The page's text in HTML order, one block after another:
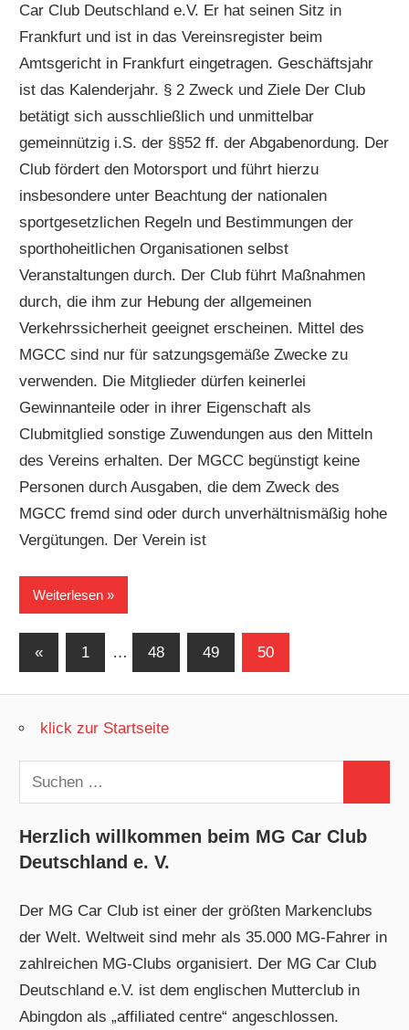
Car Club Deutschland e.V. Er hat seinen Sitz in
Frankfurt und ist in das Vereinsregister beim
Amtsgericht in Frankfurt eingetragen. Geschäftsjahr
ist das Kalenderjahr. § 2 Zweck und Ziele Der Club
betätigt sich ausschließlich und unmittelbar
gemeinnützig i.S. der §§52 ff. der Abgabenordung. Der
Club fördert den Motorsport und führt hierzu
insbesondere unter Beachtung der nationalen
sportgesetzlichen Regeln und Bestimmungen der
sporthoheitlichen Organisationen selbst
Veranstaltungen durch. Der Club führt Maßnahmen
durch, die ihm zur Hebung der allgemeinen
Verkehrssicherheit geeignet erscheinen. Mittel des
MGCC sind nur für satzungsgemäße Zwecke zu
verwenden. Die Mitglieder dürfen keinerlei
Gewinnanteile oder in ihrer Eigenschaft als
Clubmitglied sonstige Zuwendungen aus den Mitteln
des Vereins erhalten. Der MGCC begünstigt keine
Personen durch Ausgaben, die dem Zweck des
MGCC fremd sind oder durch unverhältnismäßig hohe
Vergütungen. Der Verein ist
Weiterlesen
Seitennummerierung
Beiträge
«Vorherige
1 … 48 49 50
klick zur Startseite
Suchen
nach:
Herzlich willkommen beim MG Car Club
Deutschland e. V.
Der MG Car Club ist einer der größten Markenclubs
der Welt. Weltweit sind mehr als 35.000 MG-Fahrer in
zahlreichen MG-Clubs organisiert. Der MG Car Club
Deutschland e.V. ist dem englischen Mutterclub in
Abingdon als „affiliated centre“ angeschlossen.